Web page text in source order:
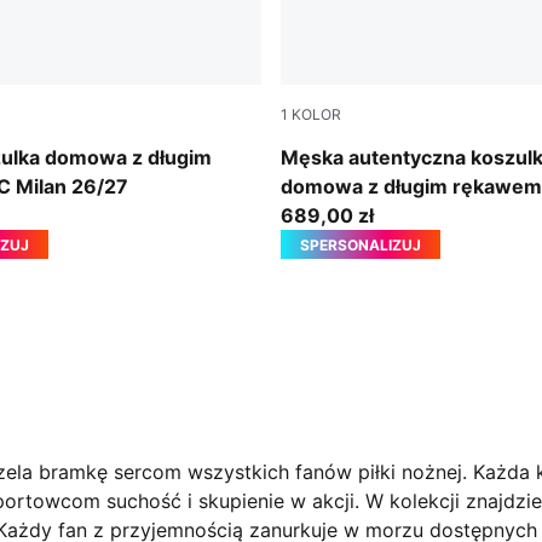
domowa z długim
Milan 26/27
For All Time Red
1 KOLOR
Męska autentyczna
domowa z długim
Milan 26/27
PUMA Black-For All Time
689,00 zł
SPERSONALIZUJ
bramkę sercom wszystkich fanów piłki nożnej.
suchość i skupienie w akcji. W kolekcji
fan z przyjemnością zanurkuje w morzu